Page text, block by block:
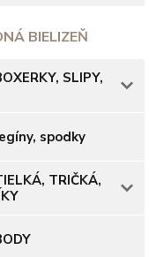
BIELIZEŇ
SLIPY,
spodky
TRIČKÁ,